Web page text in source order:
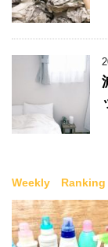
Weekly Ranking